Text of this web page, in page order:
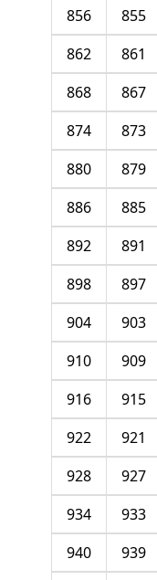
855
856
861
862
867
868
873
874
879
880
885
886
891
892
897
898
903
904
909
910
915
916
921
922
927
928
933
934
939
940